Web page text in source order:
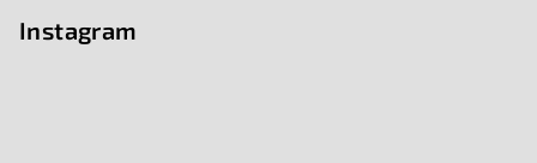
Instagram